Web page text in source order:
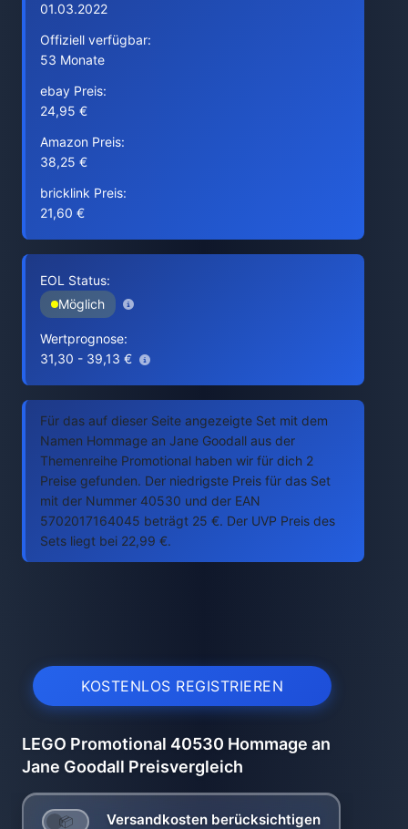
01.03.2022
Offiziell verfügbar:
53 Monate
ebay Preis:
24,95 €
Amazon Preis:
38,25 €
bricklink Preis:
21,60 €
EOL Status:
Möglich
Wertprognose:
31,30 - 39,13 €
Für das auf dieser Seite angezeigte Set mit dem
Namen Hommage an Jane Goodall aus der
Themenreihe Promotional haben wir für dich 2
Preise gefunden. Der niedrigste Preis für das Set
mit der Nummer 40530 und der EAN
5702017164045 beträgt 25 €. Der UVP Preis des
Sets liegt bei 22,99 €.
KOSTENLOS REGISTRIEREN
LEGO Promotional 40530 Hommage an
Jane Goodall Preisvergleich
Versandkosten berücksichtigen